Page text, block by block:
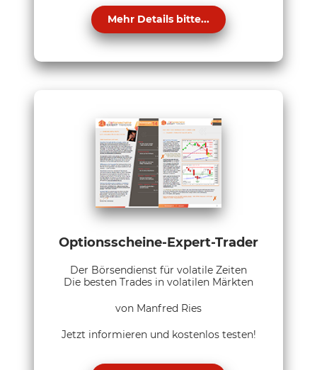
Mehr Details bitte...
Optionsscheine-Expert-Trader
Der Börsendienst für volatile Zeiten
Die besten Trades in volatilen Märkten
von Manfred Ries
Jetzt informieren und kostenlos testen!